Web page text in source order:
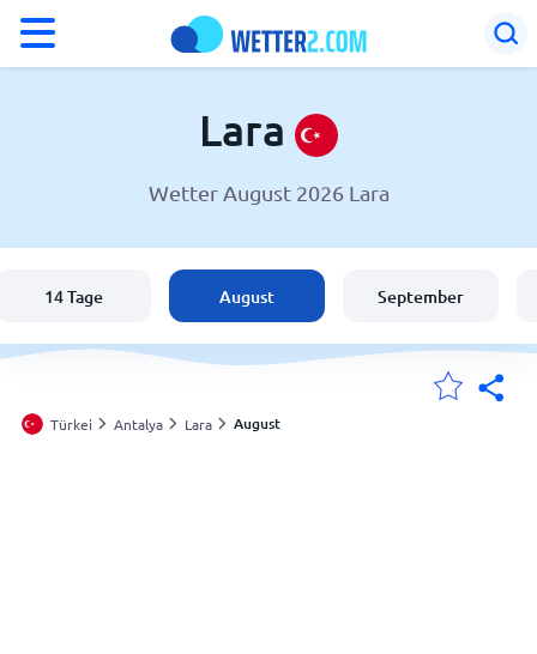
Schweiz
Deutschland
Lara
Wetter August 2026 Lara
14 Tage August September
Türkei Antalya Lara August